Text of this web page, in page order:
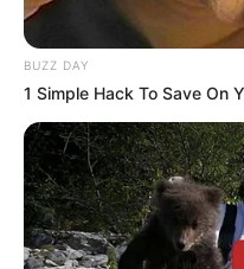
BUZZ DAY
1 Simple Hack To Save On